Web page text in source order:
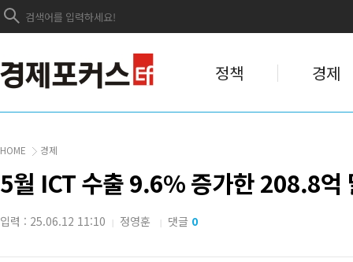
정책 경제
HOME 경제
5월 ICT 수출 9.6% 증가한 208.8
입력 : 25.06.12 11:10 | 정영훈 | 댓글 0